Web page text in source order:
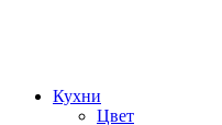
Кухни
Цвет